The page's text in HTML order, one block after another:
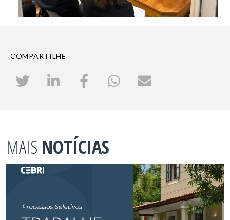
COMPARTILHE
MAIS NOTÍCIAS